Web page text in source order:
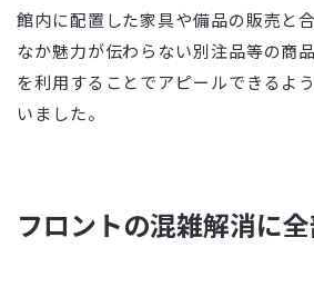
館内に配置した家具や備品の販売と
なか魅力が伝わらない別注品等の商
を利用することでアピールできるよ
いました。
フロントの混雑解消に